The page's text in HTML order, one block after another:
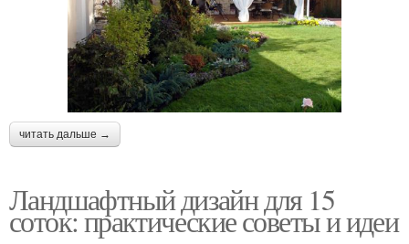
читать дальше →
Ландшафтный дизайн для 15
соток: практические советы и идеи